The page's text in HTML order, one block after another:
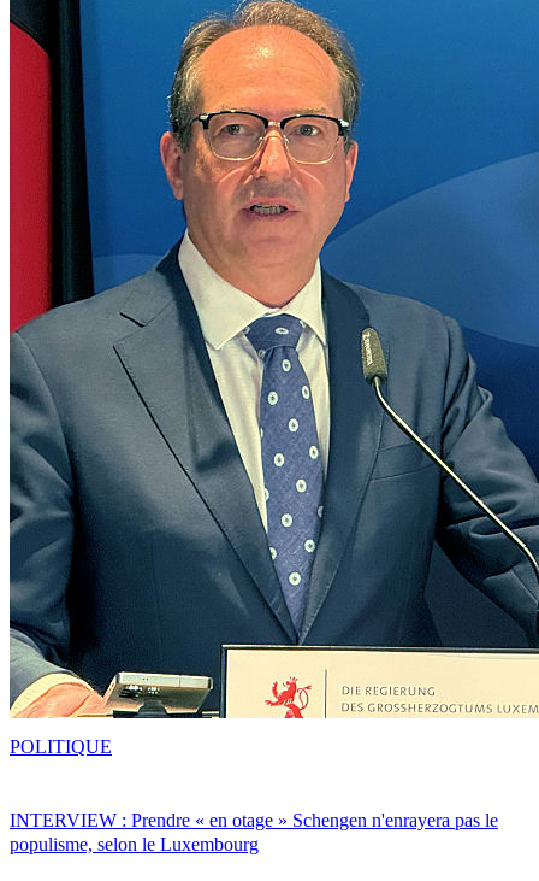
INTERVIEW : Prendre « en otage » Schengen n'enrayera pas le
populisme, selon le Luxembourg
POLITIQUE